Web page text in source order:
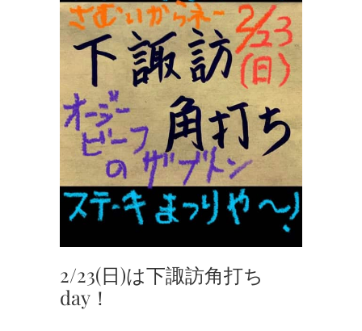
2/23(日)は下諏訪角打ち
day！